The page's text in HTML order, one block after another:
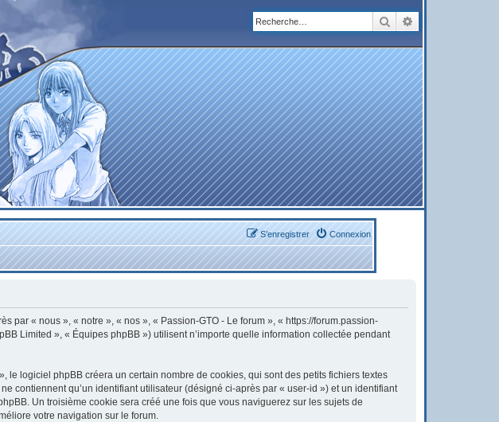
Rechercher
Connexion
S’enregistrer
par « nous », « notre », « nos », « Passion-GTO - Le forum », « https://forum.passion-
Limited », « Équipes phpBB ») utilisent n’importe quelle information collectée pendant
le logiciel phpBB créera un certain nombre de cookies, qui sont des petits fichiers textes
contiennent qu’un identifiant utilisateur (désigné ci-après par « user-id ») et un identifiant
Un troisième cookie sera créé une fois que vous naviguerez sur les sujets de
votre navigation sur le forum.